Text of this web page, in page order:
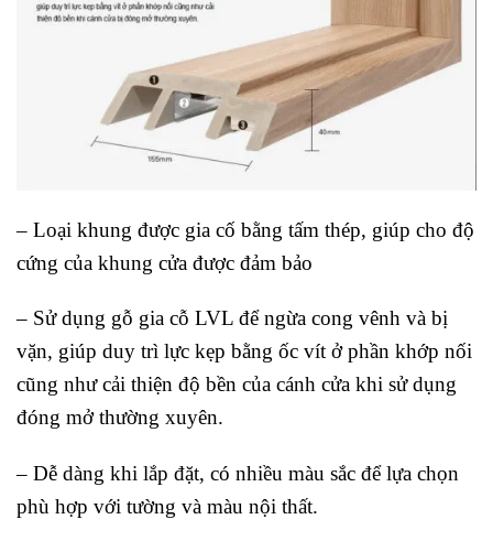
– Loại khung được gia cố bằng tấm thép, giúp cho độ
cứng của khung cửa được đảm bảo
– Sử dụng gỗ gia cỗ LVL để ngừa cong vênh và bị
vặn, giúp duy trì lực kẹp bằng ốc vít ở phần khớp nối
cũng như cải thiện độ bền của cánh cửa khi sử dụng
đóng mở thường xuyên.
– Dễ dàng khi lắp đặt, có nhiều màu sắc để lựa chọn
phù hợp với tường và màu nội thất.